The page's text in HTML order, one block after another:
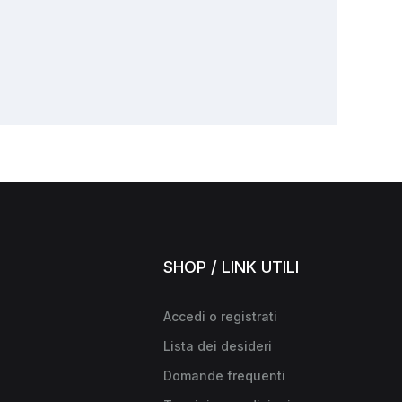
SHOP / LINK UTILI
Accedi o registrati
Lista dei desideri
Domande frequenti